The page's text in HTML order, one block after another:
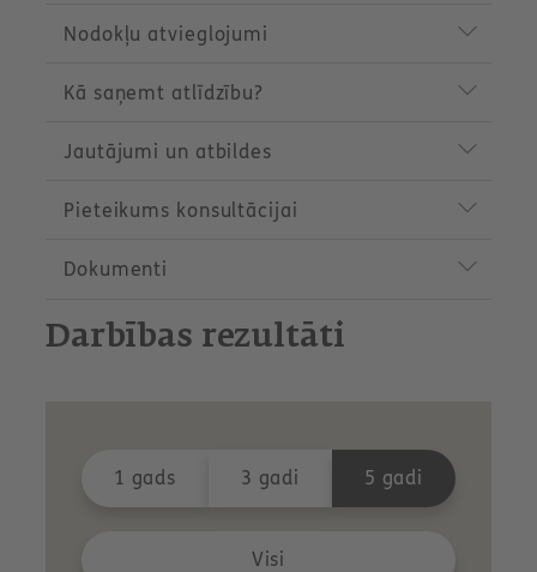
Nodokļu atvieglojumi
Kā saņemt atlīdzību?
Jautājumi un atbildes
Pieteikums konsultācijai
Dokumenti
Darbības rezultāti
1 gads 3 gadi 5 gadi
Visi